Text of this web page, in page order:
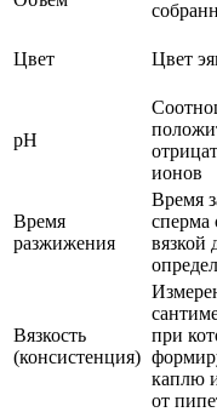
Цвет Цвет
рН
ионов
Время
разжижения
Время
сперма
вязкой
Вязкость
(консистенция)
при
каплю
от